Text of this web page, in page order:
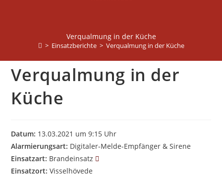
Verqualmung in der Küche
> Einsatzberichte > Verqualmung in der Küche
Verqualmung in der
Küche
Datum: 13.03.2021 um 9:15 Uhr
Alarmierungsart: Digitaler-Melde-Empfänger & Sirene
Einsatzart: Brandeinsatz
Einsatzort: Visselhövede